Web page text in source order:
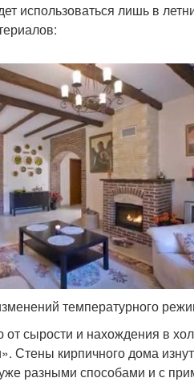
использоваться лишь в
температурного
от сырости и нахождения в
Стены кирпичного дома
разными способами и с